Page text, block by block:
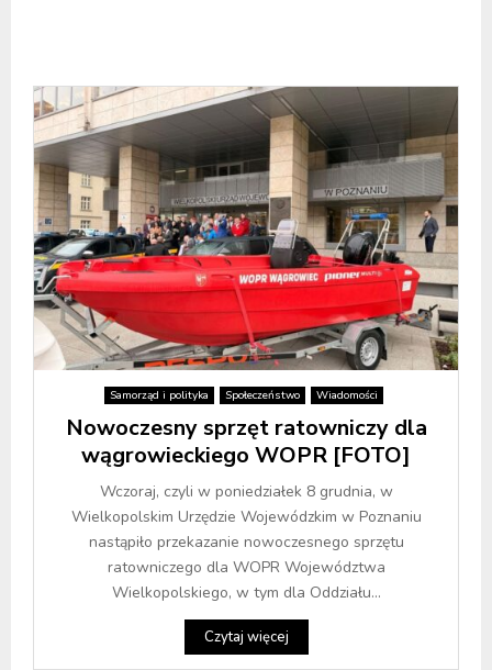
Samorząd i polityka Społeczeństwo Wiadomości
Nowoczesny sprzęt ratowniczy dla
wągrowieckiego WOPR [FOTO]
Wczoraj, czyli w poniedziałek 8 grudnia, w
Wielkopolskim Urzędzie Wojewódzkim w Poznaniu
nastąpiło przekazanie nowoczesnego sprzętu
ratowniczego dla WOPR Województwa
Wielkopolskiego, w tym dla Oddziału...
Czytaj więcej